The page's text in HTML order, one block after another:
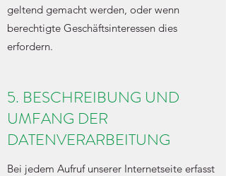
geltend gemacht werden, oder wenn
berechtigte Geschäftsinteressen dies
erfordern.
5. BESCHREIBUNG UND
UMFANG DER
DATENVERARBEITUNG
Bei jedem Aufruf unserer Internetseite erfasst